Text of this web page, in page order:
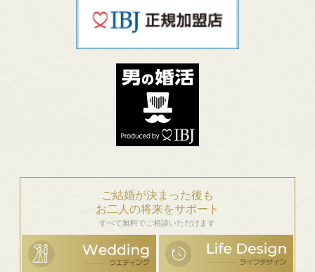
ご結婚が決まった後も
お二人の将来をサポート
すべて無料でご相談いただけます